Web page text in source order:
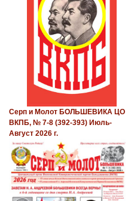
Серп и Молот БОЛЬШЕВИКА ЦО
ВКПБ, № 7-8 (392-393) Июль-
Август 2026 г.